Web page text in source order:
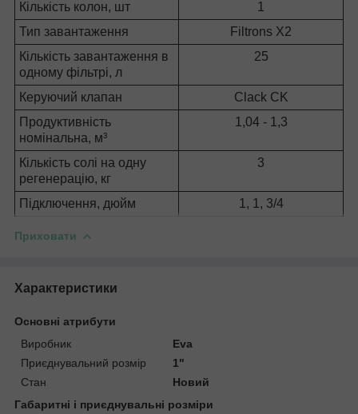
Кількість колон, шт
1
Тип завантаження
Filtrons X2
Кількість завантаження в
одному фільтрі, л
25
Керуючий клапан
Clack CK
Продуктивність
номінальна, м³
1,04 - 1,3
Кількість солі на одну
регенерацію, кг
3
Підключення, дюйм 1, 1, 3/4
Приховати
Характеристики
Основні атрибути
Виробник
Eva
Приєднувальний розмір
1"
Стан
Новий
Габаритні і приєднувальні розміри